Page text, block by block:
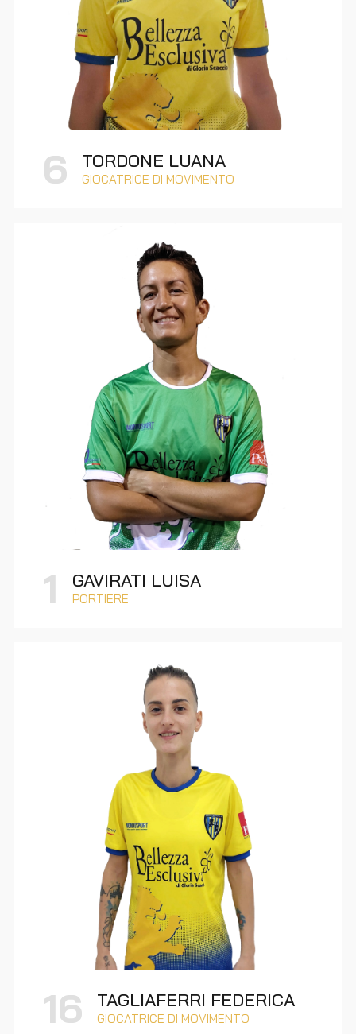
6 TORDONE LUANA
GIOCATRICE DI MOVIMENTO
1 GAVIRATI LUISA
PORTIERE
16 TAGLIAFERRI FEDERICA
GIOCATRICE DI MOVIMENTO